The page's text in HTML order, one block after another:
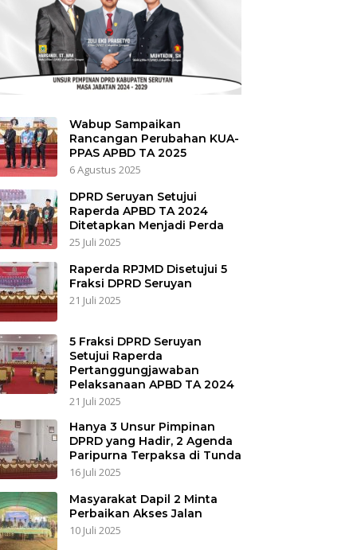
Wabup Sampaikan
Rancangan Perubahan KUA-
PPAS APBD TA 2025
6 Agustus 2025
DPRD Seruyan Setujui
Raperda APBD TA 2024
Ditetapkan Menjadi Perda
25 Juli 2025
Raperda RPJMD Disetujui 5
Fraksi DPRD Seruyan
21 Juli 2025
5 Fraksi DPRD Seruyan
Setujui Raperda
Pertanggungjawaban
Pelaksanaan APBD TA 2024
21 Juli 2025
Hanya 3 Unsur Pimpinan
DPRD yang Hadir, 2 Agenda
Paripurna Terpaksa di Tunda
16 Juli 2025
Masyarakat Dapil 2 Minta
Perbaikan Akses Jalan
10 Juli 2025